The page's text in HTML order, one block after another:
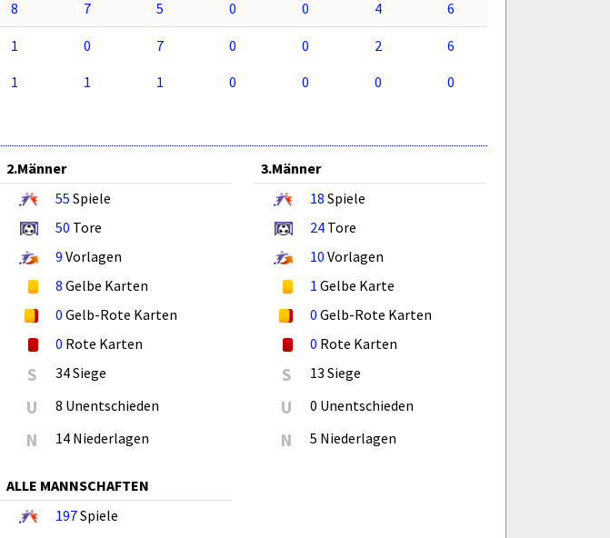
8 7 5 0 0 4 6
1 0 7 0 0 2
6
1 1 1 0 0 0 0
2.Männer
55 Spiele
50 Tore
9 Vorlagen
8 Gelbe Karten
0 Gelb-Rote Karten
0 Rote Karten
S 34 Siege
U 8 Unentschieden
N 14 Niederlagen
3.Männer
18 Spiele
24 Tore
10 Vorlagen
1 Gelbe Karte
0 Gelb-Rote Karten
0 Rote Karten
S 13 Siege
U 0 Unentschieden
N 5 Niederlagen
ALLE MANNSCHAFTEN
197Spiele